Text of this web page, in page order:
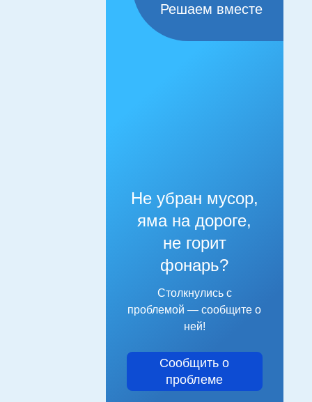
Решаем вместе
Не убран мусор,
яма на дороге,
не горит
фонарь?
Столкнулись с
проблемой — сообщите о
ней!
Сообщить о
проблеме